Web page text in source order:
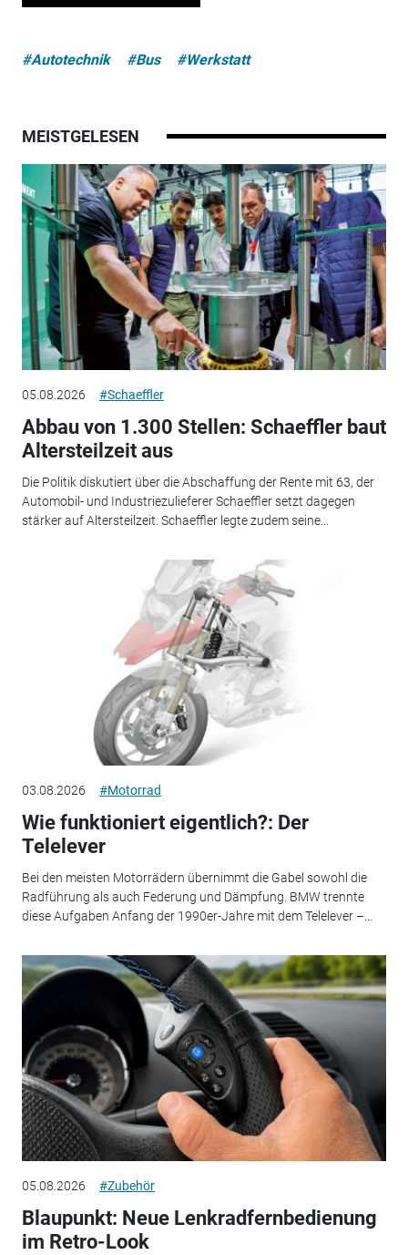
#Autotechnik #Bus #Werkstatt
MEISTGELESEN
05.08.2026 #Schaeffler
Abbau von 1.300 Stellen: Schaeffler baut
Altersteilzeit aus
Die Politik diskutiert über die Abschaffung der Rente mit 63, der
Automobil- und Industriezulieferer Schaeffler setzt dagegen
stärker auf Altersteilzeit. Schaeffler legte zudem seine...
03.08.2026 #Motorrad
Wie funktioniert eigentlich?: Der
Telelever
Bei den meisten Motorrädern übernimmt die Gabel sowohl die
Radführung als auch Federung und Dämpfung. BMW trennte
diese Aufgaben Anfang der 1990er-Jahre mit dem Telelever –...
05.08.2026 #Zubehör
Blaupunkt: Neue Lenkradfernbedienung
im Retro-Look